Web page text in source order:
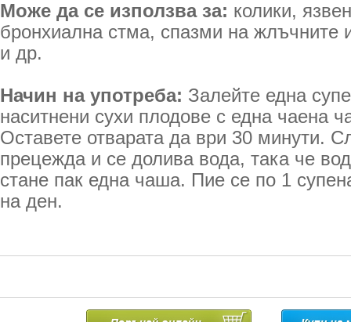
Може да се използва за: колики,
бронхиална стма, спазми на жлъчните
и др.
Начин на употреба: Залейте една
наситнени сухи плодове с една чаена
Оставете отварата да ври 30 минути.
прецежда и се долива вода, така че
стане пак една чаша. Пие се по 1
на ден.